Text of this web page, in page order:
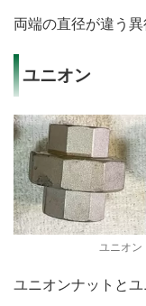
両端の直径が違う異
ユニオン
ユニオン
ユニオンナットとユ